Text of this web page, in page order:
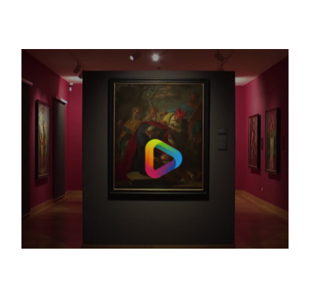
Place of learning
Culinary
Easy language
English